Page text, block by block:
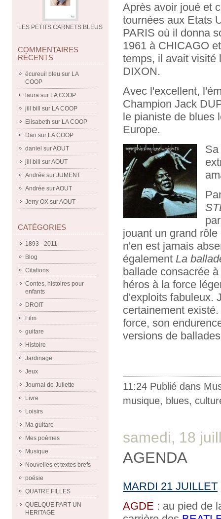
LES PETITS CARNETS BLEUS
COMMENTAIRES
RÉCENTS
écureuil bleu sur LA
COOP
laura sur LA COOP
jill bill
sur LA COOP
Elisabeth sur LA COOP
Dan sur LA COOP
daniel surAOUT
jill bill
surAOUT
Andrée sur JUMENT
Andrée surAOUT
Jerry OX surAOUT
CATÉGORIES
1893 - 2011
Blog
Citations
Contes, histoires pour
enfants
DROIT
Film
guitare
Histoire
Jardinage
Jeux
Journal de Juliette
Livre
Loisirs
Ma guitare
Mes poèmes
Musique
Nouvelles et textes brefs
poésie
QUATRE FILLES
QUELQUE PART UN
HERITAGE
Après avoir joué et
tournées aux Etats
PARIS où il donna
1961 à CHICAGO
temps, il avait visité
DIXON.
Avec l'excellent,
Champion Jack
le pianiste de blues
Europe.
jouant un grand
n'en est jamais
également La
ballade consacrée
héros à la force
d'exploits fabuleux.
certainement
force, son
versions de
11:24 Publié dans
musique, blues,
samedi, 18
AGENDA
MARDI 21 JUILLET
AGDE : au pied de